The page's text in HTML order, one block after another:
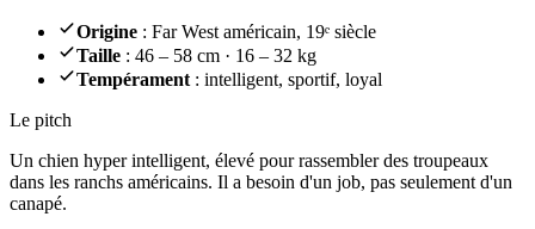
Origine : Far West américain, 19ᵉ siècle
Taille : 46 – 58 cm · 16 – 32 kg
Tempérament : intelligent, sportif, loyal
Le pitch
Un chien hyper intelligent, élevé pour rassembler des troupeaux
dans les ranchs américains. Il a besoin d'un job, pas seulement d'un
canapé.